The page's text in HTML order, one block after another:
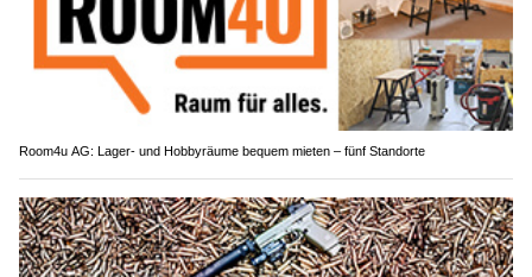
Room4u AG: Lager- und Hobbyräume bequem mieten – fünf Standorte